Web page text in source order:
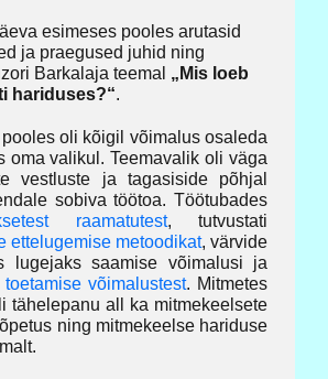
esimeses pooles arutasid
ja praegused juhid ning
Barkalaja teemal „Mis loeb
hariduses?“.
oli kõigil võimalus osaleda
oma valikul. Teemavalik oli väga
vestluste ja tagasiside põhjal
sobiva töötoa. Töötubades
raamatutest, tutvustati
ettelugemise metoodikat, värvide
lugejaks saamise võimalusi ja
võimalustest. Mitmetes
tähelepanu all ka mitmekeelsete
ning mitmekeelse hariduse